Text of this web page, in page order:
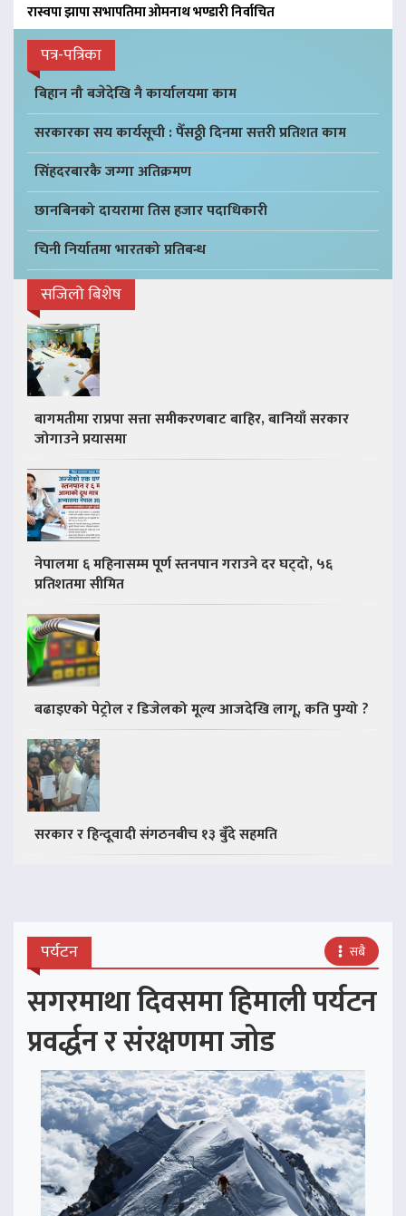
रास्वपा झापा सभापतिमा ओमनाथ भण्डारी निर्वाचित
पत्र-पत्रिका
बिहान नौ बजेदेखि नै कार्यालयमा काम
सरकारका सय कार्यसूची : पैँसठ्ठी दिनमा सत्तरी प्रतिशत काम
सिंहदरबारकै जग्गा अतिक्रमण
छानबिनको दायरामा तिस हजार पदाधिकारी
चिनी निर्यातमा भारतको प्रतिबन्ध
सजिलो बिशेष
बागमतीमा राप्रपा सत्ता समीकरणबाट बाहिर, बानियाँ सरकार
जोगाउने प्रयासमा
नेपालमा ६ महिनासम्म पूर्ण स्तनपान गराउने दर घट्दो, ५६
प्रतिशतमा सीमित
बढाइएको पेट्रोल र डिजेलको मूल्य आजदेखि लागू, कति पुग्यो ?
सरकार र हिन्दूवादी संगठनबीच १३ बुँदे सहमति
पर्यटन सबै
सगरमाथा दिवसमा हिमाली पर्यटन
प्रवर्द्धन र संरक्षणमा जोड